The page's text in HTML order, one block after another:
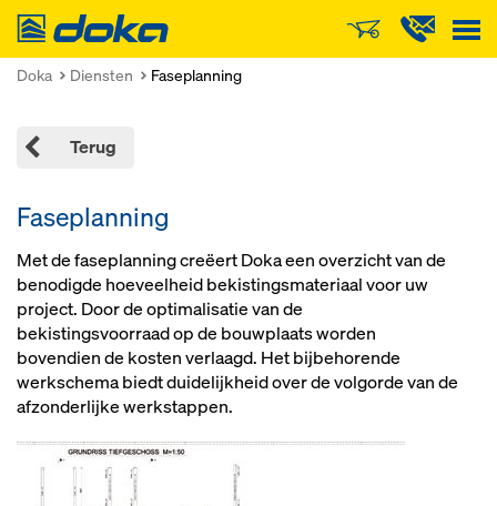
Doka
Doka Diensten Faseplanning
Terug
Faseplanning
Met de faseplanning creëert Doka een overzicht van de
benodigde hoeveelheid bekistingsmateriaal voor uw
project. Door de optimalisatie van de
bekistingsvoorraad op de bouwplaats worden
bovendien de kosten verlaagd. Het bijbehorende
werkschema biedt duidelijkheid over de volgorde van de
afzonderlijke werkstappen.